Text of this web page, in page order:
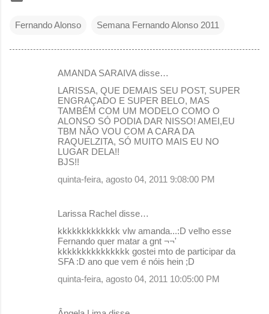
Fernando Alonso Semana Fernando Alonso 2011
AMANDA SARAIVA disse…
LARISSA, QUE DEMAIS SEU POST, SUPER
ENGRAÇADO E SUPER BELO, MAS
TAMBÉM COM UM MODELO COMO O
ALONSO SÓ PODIA DAR NISSO! AMEI,EU
TBM NÃO VOU COM A CARA DA
RAQUELZITA, SÓ MUITO MAIS EU NO
LUGAR DELA!!
BJS!!
quinta-feira, agosto 04, 2011 9:08:00 PM
Larissa Rachel disse…
kkkkkkkkkkkkk vlw amanda...:D velho esse
Fernando quer matar a gnt ¬¬'
kkkkkkkkkkkkkkk gostei mto de participar da
SFA :D ano que vem é nóis hein ;D
quinta-feira, agosto 04, 2011 10:05:00 PM